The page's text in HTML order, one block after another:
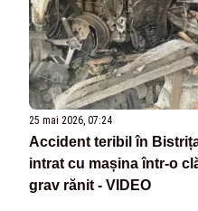
25 mai 2026, 07:24
Accident teribil în
intrat cu mașina într-o
grav rănit - VIDEO